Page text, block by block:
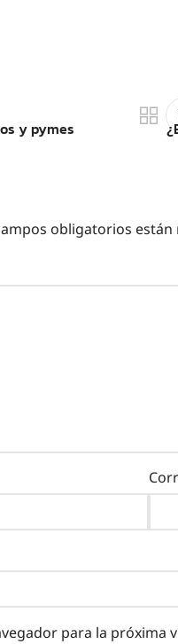
y pymes
obligatorios están
para la próxima